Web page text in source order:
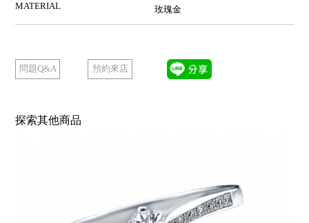
MATERIAL 玫瑰金
問題Q&A 預約來店
探索其他商品